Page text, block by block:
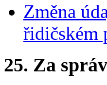
Změna
řidičském
25. Za